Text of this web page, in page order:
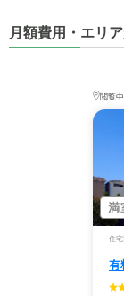
月額費用・エリ
閲覧
満
住
有